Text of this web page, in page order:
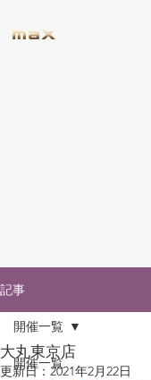
記事
開催一覧
開催一覧
大丸東京店
更新日： 2021年2月22日